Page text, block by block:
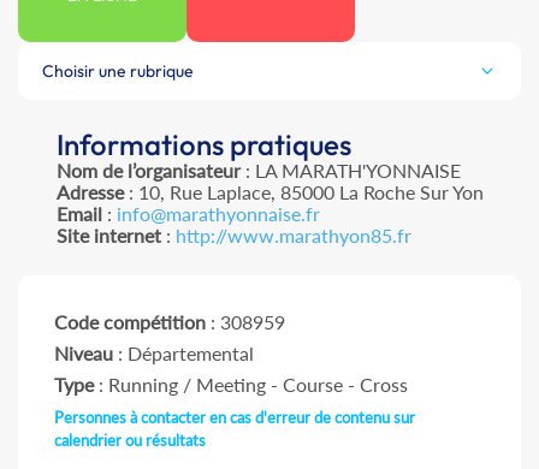
Choisir une rubrique
Informations pratiques
Nom de l’organisateur: LA MARATH'YONNAISE
Adresse: 10, Rue Laplace, 85000 La Roche Sur Yon
Email: info@marathyonnaise.fr
Site internet: http://www.marathyon85.fr
Code compétition : 308959
Niveau : Départemental
Type: Running / Meeting - Course - Cross
Personnes à contacter en cas d'erreur de contenu sur
calendrier ou résultats